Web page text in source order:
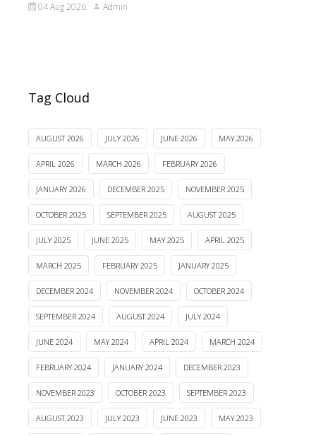
04 Aug 2026 Admin
Tag Cloud
AUGUST 2026 JULY 2026 JUNE 2026 MAY 2026
APRIL 2026 MARCH 2026 FEBRUARY 2026
JANUARY 2026 DECEMBER 2025 NOVEMBER 2025
OCTOBER 2025 SEPTEMBER 2025 AUGUST 2025
JULY 2025 JUNE 2025 MAY 2025 APRIL 2025
MARCH 2025 FEBRUARY 2025 JANUARY 2025
DECEMBER 2024 NOVEMBER 2024 OCTOBER 2024
SEPTEMBER 2024 AUGUST 2024 JULY 2024
JUNE 2024 MAY 2024 APRIL 2024 MARCH 2024
FEBRUARY 2024 JANUARY 2024 DECEMBER 2023
NOVEMBER 2023 OCTOBER 2023 SEPTEMBER 2023
AUGUST 2023 JULY 2023 JUNE 2023 MAY 2023